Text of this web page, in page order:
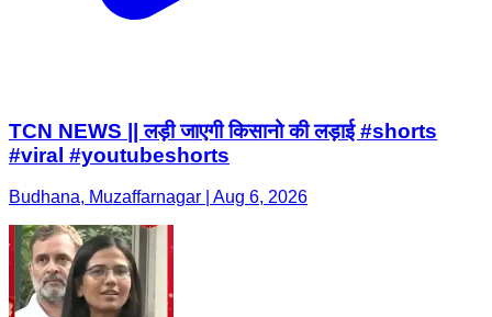
TCN NEWS || लड़ी जाएगी किसानो की लड़ाई #shorts
#viral #youtubeshorts
Budhana, Muzaffarnagar | Aug 6, 2026